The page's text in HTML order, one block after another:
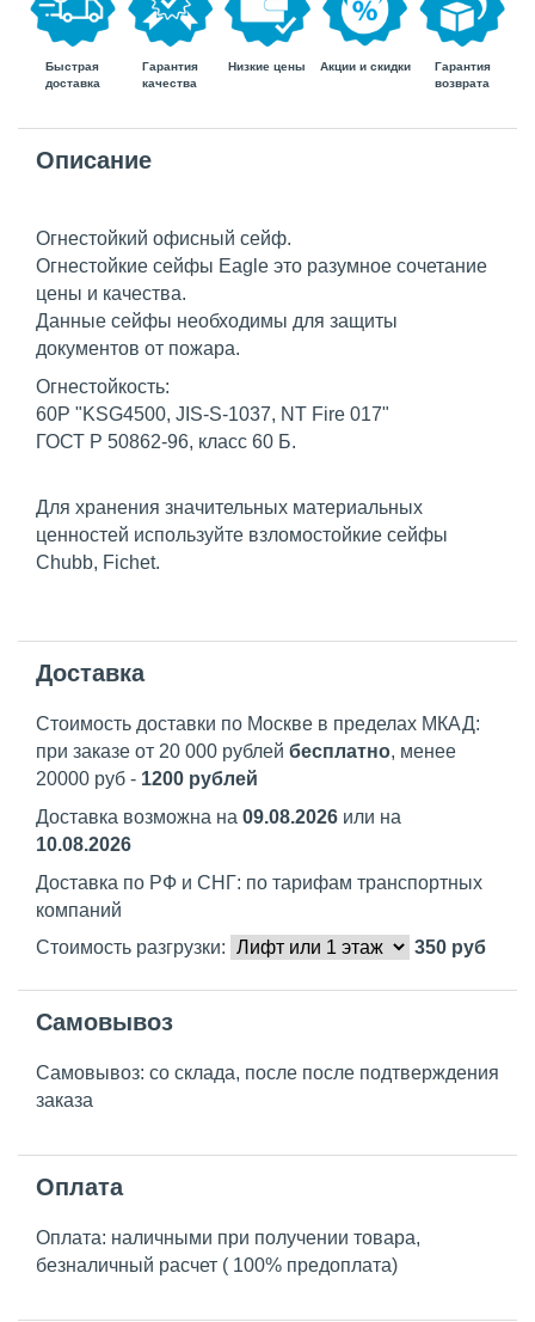
Быстрая
доставка
Гарантия
качества
Низкие цены Акции и скидки
Гарантия
возврата
Описание
Огнестойкий офисный сейф.
Огнестойкие сейфы Eagle это разумное сочетание
цены и качества.
Данные сейфы необходимы для защиты
документов от пожара.
Огнестойкость:
60P "KSG4500, JIS-S-1037, NT Fire 017"
ГОСТ Р 50862-96, класс 60 Б.
Для хранения значительных материальных
ценностей используйте взломостойкие сейфы
Chubb, Fichet.
Доставка
Стоимость доставки по Москве в пределах МКАД:
при заказе от 20 000 рублей бесплатно, менее
20000 руб - 1200 рублей
Доставка возможна на 09.08.2026 или на
10.08.2026
Доставка по РФ и СНГ: по тарифам транспортных
компаний
Стоимость разгрузки:
350 руб
Самовывоз
Самовывоз: со склада, после после подтверждения
заказа
Оплата
Оплата: наличными при получении товара,
безналичный расчет ( 100% предоплата)